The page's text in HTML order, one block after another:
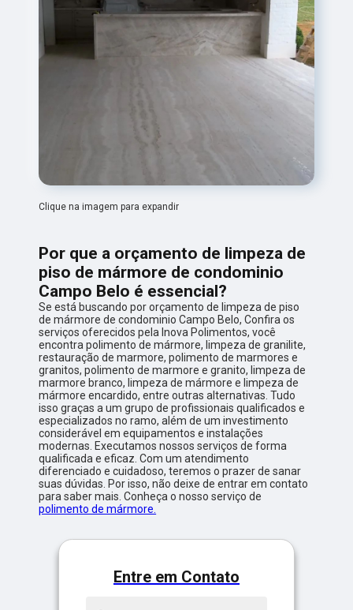
Clique na imagem para expandir
Por que a orçamento de limpeza de
piso de mármore de condominio
Campo Belo é essencial?
Se está buscando por orçamento de limpeza de piso
de mármore de condominio Campo Belo, Confira os
serviços oferecidos pela Inova Polimentos, você
encontra polimento de mármore, limpeza de granilite,
restauração de marmore, polimento de marmores e
granitos, polimento de marmore e granito, limpeza de
marmore branco, limpeza de mármore e limpeza de
mármore encardido, entre outras alternativas. Tudo
isso graças a um grupo de profissionais qualificados e
especializados no ramo, além de um investimento
considerável em equipamentos e instalações
modernas. Executamos nossos serviços de forma
qualificada e eficaz. Com um atendimento
diferenciado e cuidadoso, teremos o prazer de sanar
suas dúvidas. Por isso, não deixe de entrar em contato
para saber mais. Conheça o nosso serviço de
polimento de mármore.
Entre em Contato